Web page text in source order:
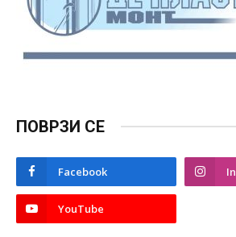
ПОВРЗИ СЕ
Facebook
YouTube